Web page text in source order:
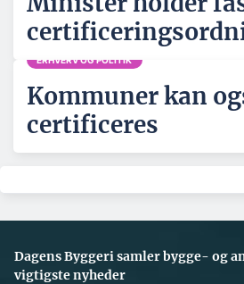
ERHVERV OG POLITIK
Kommuner kan
certificeres
Dagens Byggeri samler bygge- og
vigtigste nyheder